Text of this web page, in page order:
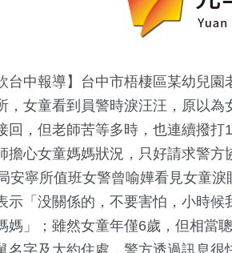
台中報導】台中市梧棲區某幼兒
，女童看到員警時淚汪汪，原以
回，但老師苦等多時，也連續撥
擔心女童媽媽狀況，只好請求警方
寧所值班女警曾喻嬅看見女童淚
示「没關係的，不要害怕，小時
媽」；雖然女童年僅6歲，但相當